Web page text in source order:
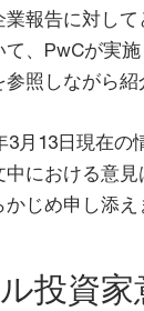
報告に対し
、PwCが実
照しながら紹
3月13日現在の
中における意
じめ申し添え
投資家